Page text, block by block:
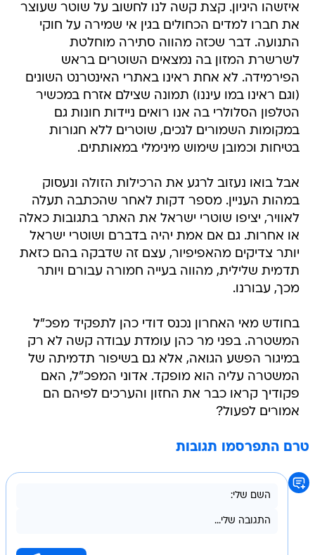
איזשהו היגיון. קצת קשה לנו לחשוב על שוטר שעוצר
את חברו למדים הכחולים בגין אי שמירה על חוקי
התנועה. דבר שכזה מהווה סתירה מוחלטת
לשרשרת המזון בה נמצאים השוטרים בראש
הפירמידה. לא אחת ראינו באתרי האינטרנט השונים
(וגם ראינו במו עיננו) תמונה שצילם אזרח במכשיר
הטלפון הסלולרי בה אנו רואים ניידות חונות גם
במקומות השמורים לנכים, שוטרים ללא חגורות
בטיחות וכמובן שימוש מינימלי במאותתים.
אבל בואו נעזוב לרגע את הרכילות הזולה ונעסוק
במהות העניין. מספר דקות לאחר שהכתבה תעלה
לאוויר, יציפו שוטרי ישראל את האתר בתגובות כאלה
או אחרות. גם אם אמת יהיה בדברם ושוטרי ישראל
יותר צדיקים מהאפיפיור, עצם זה שדבקה בהם כזאת
תדמית שלילית, מהווה בעייה חמורה עבורם ויותר
מכך, עבורנו.
בחודש מאי האחרון נכנס דודי כהן לתפקיד מפכ"ל
המשטרה. בפני מר כהן עומדת עבודה קשה לא רק
במיגור הפשע הגואה, אלא גם בשיפור תדמיתה של
המשטרה עליה הוא מופקד. אדוני המפכ"ל, האם
פקודיך קראו כבר את החזון והערכים לפיהם הם
אמורים לפעול?
טרם התפרסמו תגובות